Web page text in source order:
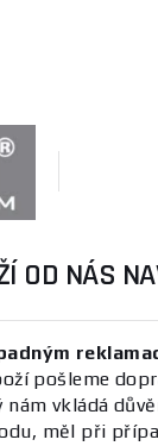
OD NÁS
pošleme
nám vkládá
měl při